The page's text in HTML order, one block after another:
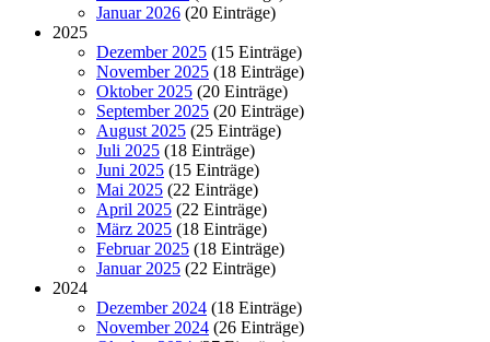
Januar 2026 (20 Einträge)
2025
Dezember 2025 (15 Einträge)
November 2025 (18 Einträge)
Oktober 2025 (20 Einträge)
September 2025 (20 Einträge)
August 2025 (25 Einträge)
Juli 2025 (18 Einträge)
Juni 2025 (15 Einträge)
Mai 2025 (22 Einträge)
April 2025 (22 Einträge)
März 2025 (18 Einträge)
Februar 2025 (18 Einträge)
Januar 2025 (22 Einträge)
2024
Dezember 2024 (18 Einträge)
November 2024 (26 Einträge)